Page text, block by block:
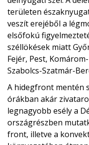
területen
veszít erejéből a
elsőfokú
széllökések miatt
Fejér, Pest,
Szabolcs-Szatmár-
A hidegfront mentén
órákban akár
legnagyobb esély a
országrészben
front, illetve a